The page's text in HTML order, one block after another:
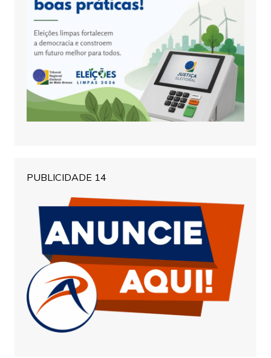
PUBLICIDADE 14